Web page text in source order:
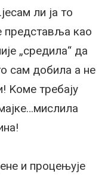
ли ја то
представља као
„средила“ да
сам добила а не
Kоме требају
и процењује